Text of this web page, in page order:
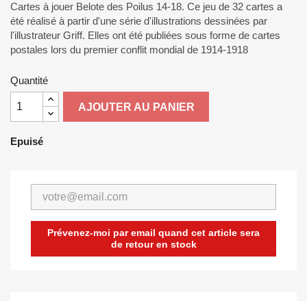
Cartes à jouer Belote des Poilus 14-18. Ce jeu de 32 cartes a
été réalisé à partir d'une série d'illustrations dessinées par
l'illustrateur Griff. Elles ont été publiées sous forme de cartes
postales lors du premier conflit mondial de 1914-1918
Quantité
AJOUTER AU PANIER
Epuisé
Prévenez-moi par email quand cet article sera
de retour en stock